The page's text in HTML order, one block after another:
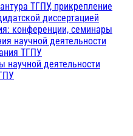
ТГПУ, прикрепление
диссертацией
конференции, семинары
научной деятельности
ТГПУ
научной деятельности